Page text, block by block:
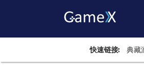
快速链接: 典藏